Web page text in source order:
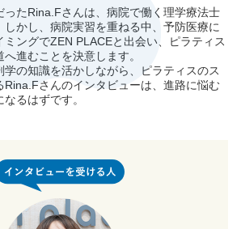
ったRina.Fさんは、病院で働く理学療法士
しかし、病院実習を重ねる中、予防医療に
ングでZEN PLACEと出会い、ピラティス
進むことを決意します。
の知識を活かしながら、ピラティスのス
Rina.Fさんのインタビューは、進路に悩む
るはずです。